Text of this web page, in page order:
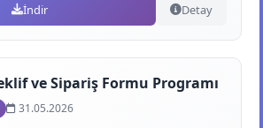
İndir Detay
ve Sipariş Formu Programı
31.05.2026